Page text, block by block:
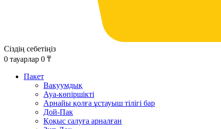
Сіздің себетіңіз
0 тауарлар 0 ₸
Пакет
Вакуумдық
Ауа-көпіршікті
Арнайы қолға ұстауыш тілігі бар
Дой-Пак
Қоқыс салуға арналған